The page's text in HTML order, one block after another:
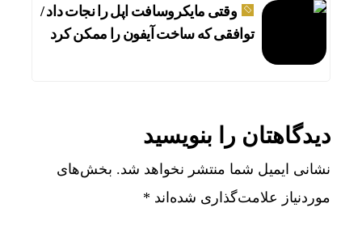
وقتی مایکروسافت اپل را نجات داد /
توافقی که ساخت آیفون را ممکن کرد
دیدگاهتان را بنویسید
نشانی ایمیل شما منتشر نخواهد شد. بخش‌های
موردنیاز علامت‌گذاری شده‌اند *